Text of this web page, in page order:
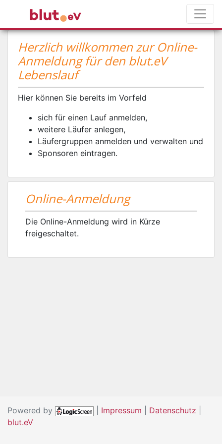
Herzlich willkommen zur Online-
Anmeldung für den blut.eV
Lebenslauf
Hier können Sie bereits im Vorfeld
sich für einen Lauf anmelden,
weitere Läufer anlegen,
Läufergruppen anmelden und verwalten und
Sponsoren eintragen.
Online-Anmeldung
Die Online-Anmeldung wird in Kürze
freigeschaltet.
Powered by Impressum Datenschutz
blut.eV